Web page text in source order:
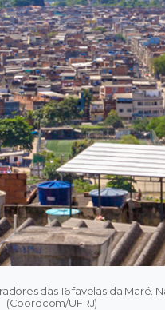
das 16 favelas da Maré.
(Coordcom/UFRJ)